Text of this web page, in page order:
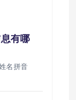
有哪
名拼音